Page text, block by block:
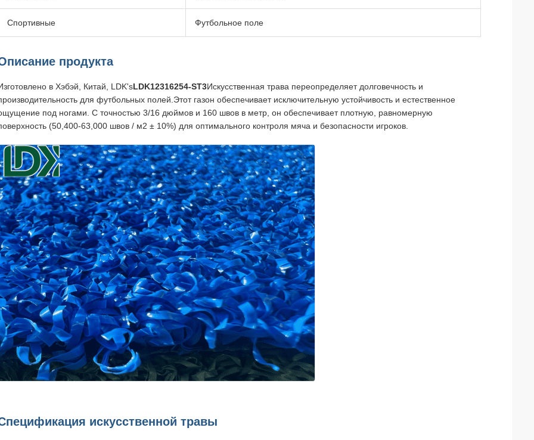
Спортивные Футбольное поле
продукта
в Хэбэй, Китай, LDK'sLDK12316254-ST3Искусственная трава переопределяет долговечность и
для футбольных полей.Этот газон обеспечивает исключительную устойчивость и естественное
под ногами. С точностью 3/16 дюймов и 160 швов в метр, он обеспечивает плотную, равномерную
(50,400-63,000 швов / м2 ± 10%) для оптимального контроля мяча и безопасности игроков.
искусственной травы